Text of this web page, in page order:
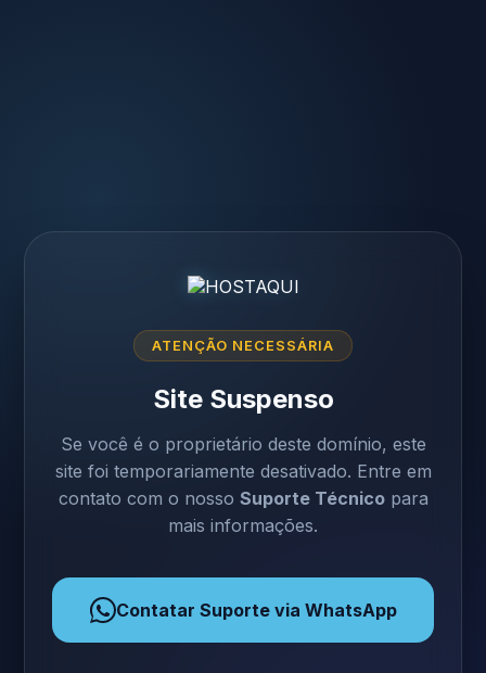
ATENÇÃO NECESSÁRIA
Site Suspenso
Se você é o proprietário deste domínio, este
site foi temporariamente desativado. Entre em
contato com o nosso Suporte Técnicopara
mais informações.
Contatar Suporte via WhatsApp